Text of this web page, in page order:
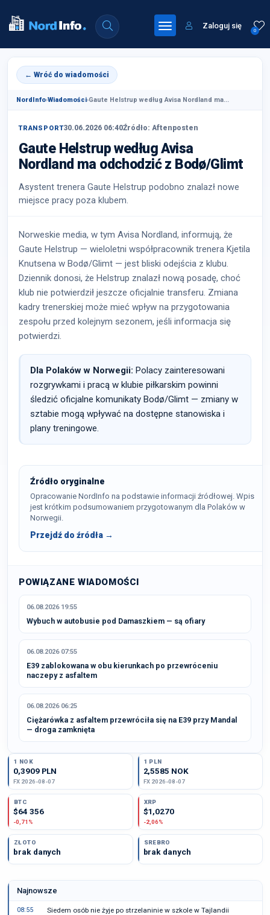
0
Zaloguj się
← Wróć do wiadomości
NordInfo›Wiadomości›Gaute Helstrup według Avisa Nordland ma...
TRANSPORT30.06.2026 06:40Źródło: Aftenposten
Gaute Helstrup według Avisa
Nordland ma odchodzić z Bodø/Glimt
Asystent trenera Gaute Helstrup podobno znalazł nowe
miejsce pracy poza klubem.
Norweskie media, w tym Avisa Nordland, informują, że
Gaute Helstrup — wieloletni współpracownik trenera Kjetila
Knutsena w Bodø/Glimt — jest bliski odejścia z klubu.
Dziennik donosi, że Helstrup znalazł nową posadę, choć
klub nie potwierdził jeszcze oficjalnie transferu. Zmiana
kadry trenerskiej może mieć wpływ na przygotowania
zespołu przed kolejnym sezonem, jeśli informacja się
potwierdzi.
Dla Polaków w Norwegii: Polacy zainteresowani
rozgrywkami i pracą w klubie piłkarskim powinni
śledzić oficjalne komunikaty Bodø/Glimt — zmiany w
sztabie mogą wpływać na dostępne stanowiska i
plany treningowe.
Źródło oryginalne
Opracowanie NordInfo na podstawie informacji źródłowej. Wpis
jest krótkim podsumowaniem przygotowanym dla Polaków w
Norwegii.
Przejdź do źródła →
POWIĄZANE WIADOMOŚCI
06.08.2026 19:55
Wybuch w autobusie pod Damaszkiem — są ofiary
06.08.2026 07:55
E39 zablokowana w obu kierunkach po przewróceniu
naczepy z asfaltem
06.08.2026 06:25
Ciężarówka z asfaltem przewróciła się na E39 przy Mandal
— droga zamknięta
1 NOK
0,3909 PLN
FX 2026-08-07
1 PLN
2,5585 NOK
FX 2026-08-07
BTC
$64 356
-0,71%
XRP
$1,0270
-2,06%
ZŁOTO
brak danych
SREBRO
brak danych
Najnowsze
08:55 Siedem osób nie żyje po strzelaninie w szkole w Tajlandii